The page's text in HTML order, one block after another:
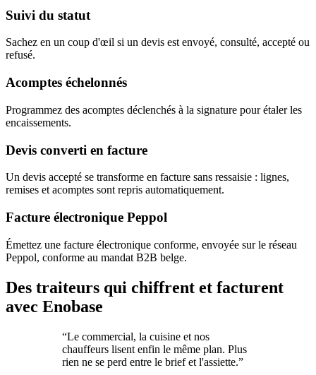
Suivi du statut
Sachez en un coup d'œil si un devis est envoyé, consulté, accepté ou
refusé.
Acomptes échelonnés
Programmez des acomptes déclenchés à la signature pour étaler les
encaissements.
Devis converti en facture
Un devis accepté se transforme en facture sans ressaisie : lignes,
remises et acomptes sont repris automatiquement.
Facture électronique Peppol
Émettez une facture électronique conforme, envoyée sur le réseau
Peppol, conforme au mandat B2B belge.
Des traiteurs qui chiffrent et facturent
avec Enobase
“Le commercial, la cuisine et nos
chauffeurs lisent enfin le même plan. Plus
rien ne se perd entre le brief et l'assiette.”